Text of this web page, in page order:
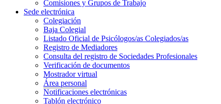
Comisiones y Grupos de Trabajo
Sede electrónica
Colegiación
Baja Colegial
Listado Oficial de Psicólogos/as Colegiados/as
Registro de Mediadores
Consulta del registro de Sociedades Profesionales
Verificación de documentos
Mostrador virtual
Área personal
Notificaciones electrónicas
Tablón electrónico